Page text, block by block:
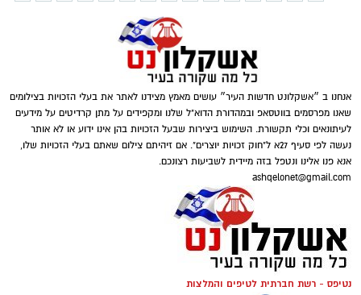
אנחנו ב ״אשקלונט חדשות העיר״ עושים מאמץ מצידנו לאתר את בעלי הזכויות בצילומים
שאנו מפרסמים בווטסאפ ובמהדורת הדוא"ל שלנו ומקפידים על מתן קרדיטים על מידעים
לעיתונאים וכלי תקשורת. השימוש ביצירות שבעל הזכויות בהן אינו ידוע או לא אותר
נעשה לפי סעיף 27א ל"חוק זכויות יוצרים". אם זיהיתם צילום שאתם בעלי הזכויות שלו,
אנא פנו אלינו ונטפל בזה מיידית לשביעות רצונכם.
ashqelonet@gmail.com
נטיפס - רשת חברתית לטיפים והמלצות